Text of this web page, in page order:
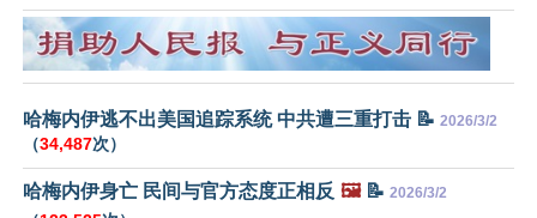
哈梅内伊逃不出美国追踪系统 中共遭三重打击 📝 2026/3/2
（34,487次）
哈梅内伊身亡 民间与官方态度正相反 🖼️📝 2026/3/2